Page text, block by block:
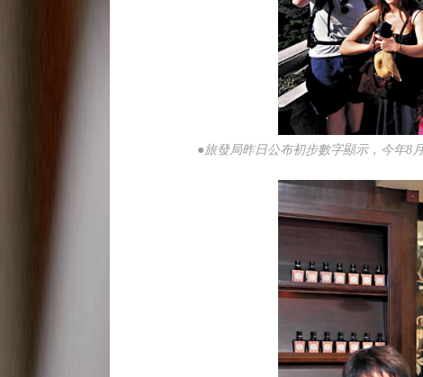
●旅發局昨日公布初步數字顯示，今年8